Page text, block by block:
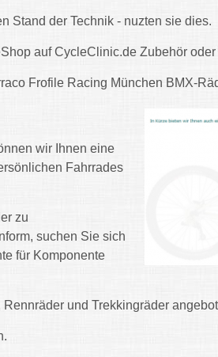
Stand der Technik - nuzten sie dies.
auf CycleClinic.de Zubehör
Frofile Racing München BMX-
wir Ihnen eine
Fahrrades
zu
suchen Sie sich
für Komponente
und Trekkingräder